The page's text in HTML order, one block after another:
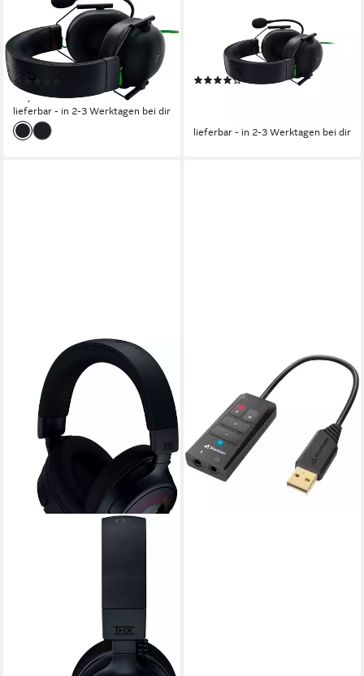
Blackshark V2 X Headset
kabelgebunden
Verbindung
0,24 kg Gewicht
82,54 €
lieferbar - in 2-3 Werktagen bei dir
BlackShark V2 X - Premium
Esports Gaming Headset
Gaming-Headset
(29)
lieferbar - in 2-3 Werktagen bei dir
Sharkoon SB2, Soundkarte
Soundkarte
ab 20,98 €
lieferbar - in 2-3 Werktagen bei dir